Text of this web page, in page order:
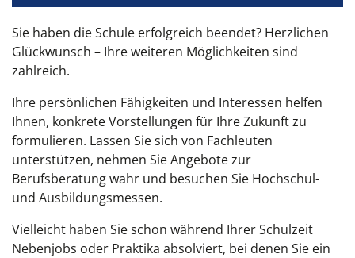
Sie haben die Schule erfolgreich beendet? Herzlichen
Glückwunsch – Ihre weiteren Möglichkeiten sind
zahlreich.
Ihre persönlichen Fähigkeiten und Interessen helfen
Ihnen, konkrete Vorstellungen für Ihre Zukunft zu
formulieren. Lassen Sie sich von Fachleuten
unterstützen, nehmen Sie Angebote zur
Berufsberatung wahr und besuchen Sie Hochschul-
und Ausbildungsmessen.
Vielleicht haben Sie schon während Ihrer Schulzeit
Nebenjobs oder Praktika absolviert, bei denen Sie ein